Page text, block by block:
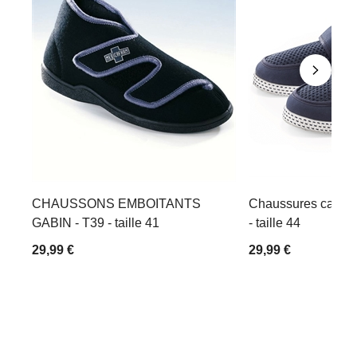
CHAUSSONS EMBOITANTS
GABIN - T39 - taille 41
29,99 €
Chaussures
- taille 44
29,99 €